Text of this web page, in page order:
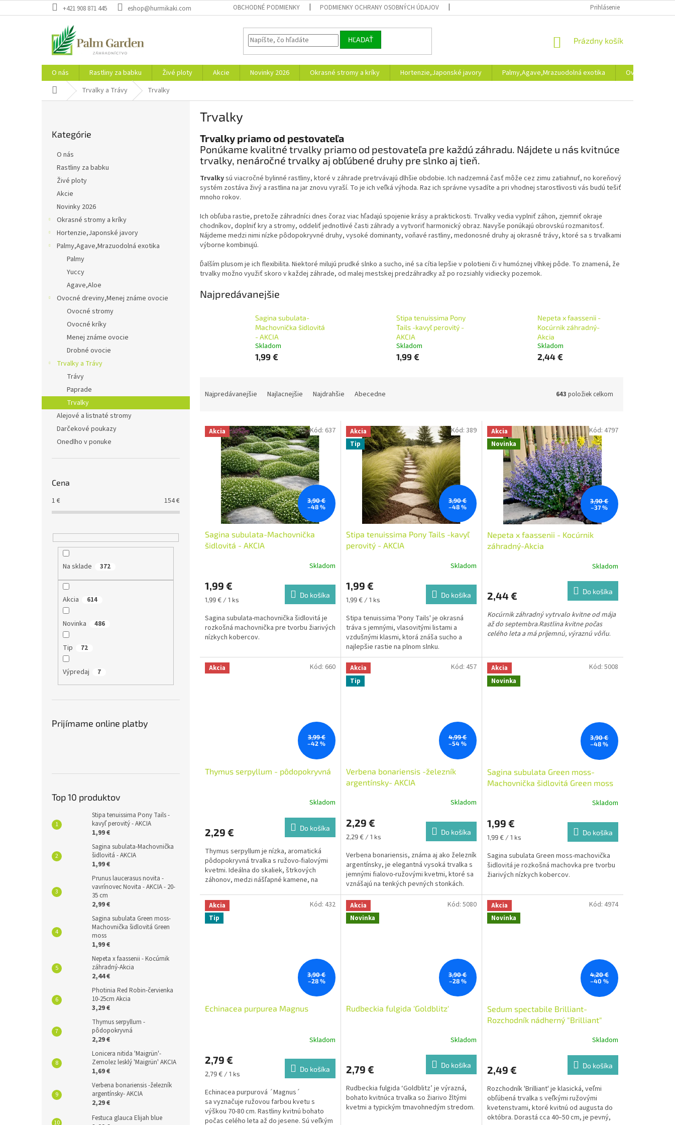
na
+421 908 871 445 eshop@hurmikaki.com OBCHODNÉ PODMIENKY PODMIENKY OCHRANY OSOBNÝCH ÚDAJOV ONLINE FORMULÁR NA ODSTÚPENIE OD ZMLUVYPrihlásenie
HĽADAŤ
NÁKUPNÝ
Prázdny košík
O nás Rastliny za babku Živé ploty Akcie Novinky 2026 Okrasné stromy a kríky Hortenzie,Japonské javory Palmy,Agave,Mrazuodolná exotika
Ovocné
Domov Trvalky a Trávy Trvalky
kategórie
Kategórie
O nás
Rastliny za babku
Živé ploty
Akcie
Novinky 2026
Okrasné stromy a kríky
Hortenzie,Japonské javory
Palmy,Agave,Mrazuodolná exotika
Palmy
Yuccy
Agave,Aloe
Ovocné dreviny,Menej známe ovocie
Ovocné stromy
Ovocné kríky
Menej známe ovocie
Drobné ovocie
Trvalky a Trávy
Trávy
Paprade
Trvalky
Alejové a listnaté stromy
Darčekové poukazy
Onedlho v ponuke
Cena
1 € 154€
Na sklade 372
Akcia 614
Novinka 486
Tip 72
Výpredaj 7
Prijímame online platby
Top 10 produktov
Stipa tenuissima Pony Tails -
kavyľ perovitý - AKCIA
1,99 €
Sagina subulata-Machovnička
šidlovitá - AKCIA
1,99 €
Prunus laucerasus novita -
vavrínovec Novita - AKCIA - 20-
35 cm
2,99 €
Sagina subulata Green moss-
Machovnička šidlovitá Green
moss
1,99 €
Nepeta x faassenii - Kocúrnik
záhradný-Akcia
2,44 €
Photinia Red Robin-červienka
10-25cm Akcia
3,29 €
Thymus serpyllum -
pôdopokryvná
2,29 €
Lonicera nitida 'Maigrün'-
Zemolez lesklý 'Maigrün' AKCIA
1,69 €
Verbena bonariensis -železník
argentínsky- AKCIA
2,29 €
Festuca glauca Elijah blue
Trvalky
Trvalky priamo od pestovateľa
Ponúkame kvalitné trvalky priamo od pestovateľa pre každú záhradu. Nájdete u nás kvitnúce
trvalky, nenáročné trvalky aj obľúbené druhy pre slnko aj tieň.
Trvalkysú viacročné bylinné rastliny, ktoré v záhrade pretrvávajú dlhšie obdobie. Ich nadzemná časť môže cez zimu zatiahnuť, no koreňový
systém zostáva živý a rastlina na jar znovu vyraší. To je ich veľká výhoda. Raz ich správne vysadíte a pri vhodnej starostlivosti vás budú tešiť
mnoho rokov.
Ich obľuba rastie, pretože záhradníci dnes čoraz viac hľadajú spojenie krásy a praktickosti. Trvalky vedia vyplniť záhon, zjemniť okraje
chodníkov, doplniť kry a stromy, oddeliť jednotlivé časti záhrady a vytvoriť harmonický obraz. Navyše ponúkajú obrovskú rozmanitosť.
Nájdeme medzi nimi nízke pôdopokryvné druhy, vysoké dominanty, voňavé rastliny, medonosné druhy aj okrasné trávy, ktoré sa s trvalkami
výborne kombinujú.
Ďalším plusom je ich flexibilita. Niektoré milujú prudké slnko a sucho, iné sa cítia lepšie v polotieni či v humóznej vlhkej pôde. To znamená, že
trvalky možno využiť skoro v každej záhrade, od malej mestskej predzáhradky až po rozsiahly vidiecky pozemok.
Najpredávanejšie
Sagina subulata-
Machovnička šidlovitá
- AKCIA
Skladom
1,99 €
Stipa tenuissima Pony
Tails -kavyľ perovitý -
AKCIA
Skladom
1,99 €
Nepeta x faassenii -
Kocúrnik záhradný-
Akcia
Skladom
2,44 €
n
Najpredávanejšie Najlacnejšie Najdrahšie Abecedne 643 položiek celkom
V Akcia
3,90 €
–48 %
Sagina subulata-Machovnička
šidlovitá - AKCIA
Skladom
1,99 €
Jednotková
1,99 € / 1 ks
Do košíka
Sagina subulata-machovnička šidlovitá je
rozkošná machovnička pre tvorbu žiarivých
nízkych kobercov.
Kód: 637
Akcia
Tip
3,90 €
–48 %
Stipa tenuissima Pony Tails -kavyľ
perovitý - AKCIA
Skladom
1,99 €
Jednotková
1,99 € / 1 ks
Do košíka
Stipa tenuissima 'Pony Tails' je okrasná
tráva s jemnými, vlasovitými listami a
vzdušnými klasmi, ktorá znáša sucho a
najlepšie rastie na plnom slnku.
Svetlozelené trsy sa počas sezóny
prefarbujú do zlatistých odtieňov a pri
každom závane vetra sa rozvlnia.
Kód: 389
Akcia
Novinka
3,90 €
–37 %
Nepeta x faassenii - Kocúrnik
záhradný-Akcia
Skladom
2,44 € Do košíka
Kocúrnik záhradný vytrvalo kvitne od mája
až do septembra.Rastlina kvitne počas
celého leta a má príjemnú, výraznú vôňu.
Kód: 4797
Akcia
3,99 €
–42 %
Thymus serpyllum - pôdopokryvná
Skladom
2,29 € Do košíka
Thymus serpyllum je nízka, aromatická
pôdopokryvná trvalka s ružovo-fialovými
kvetmi. Ideálna do skaliek, štrkových
záhonov, medzi nášľapné kamene, na
Kód: 660
Akcia
Tip
4,99 €
–54 %
Verbena bonariensis -železník
argentínsky- AKCIA
Skladom
2,29 €
Jednotková
2,29 € / 1 ks
Do košíka
Verbena bonariensis, známa aj ako železník
argentínsky, je elegantná vysoká trvalka s
jemnými fialovo-ružovými kvetmi, ktoré sa
vznášajú na tenkých pevných stonkách.
Kód: 457
Akcia
Novinka
3,90 €
–48 %
Sagina subulata Green moss-
Machovnička šidlovitá Green moss
Skladom
1,99 €
Jednotková
1,99 € / 1 ks
Do košíka
Sagina subulata Green moss-machovička
šidlovitá je rozkošná machovka pre tvorbu
žiarivých nízkych kobercov.
Kód: 5008
Akcia
Tip
3,90 €
–28 %
Echinacea purpurea Magnus
Skladom
2,79 €
Jednotková
2,79 € / 1 ks
Do košíka
Echinacea purpurová ´Magnus´
sa vyznačuje ružovou farbou kvetu s
výškou 70-80 cm. Rastliny kvitnú bohato
počas celého leta až do jesene. Sú veľkým
Kód: 432
Akcia
Novinka
3,90 €
–28 %
Rudbeckia fulgida 'Goldblitz'
Skladom
2,79 € Do košíka
Rudbeckia fulgida ‘Goldblitz’ je výrazná,
bohato kvitnúca trvalka so žiarivo žltými
kvetmi a typickým tmavohnedým stredom.
Kód: 5080
Akcia
Novinka
4,20 €
–40 %
Sedum spectabile Brilliant-
Rozchodník nádherný "Brilliant"
Skladom
2,49 € Do košíka
Rozchodník 'Brilliant' je klasická, veľmi
obľúbená trvalka s veľkými ružovými
kvetenstvami, ktoré kvitnú od augusta do
októbra. Dorastá cca 40–50 cm, je pevný,
Kód: 4974